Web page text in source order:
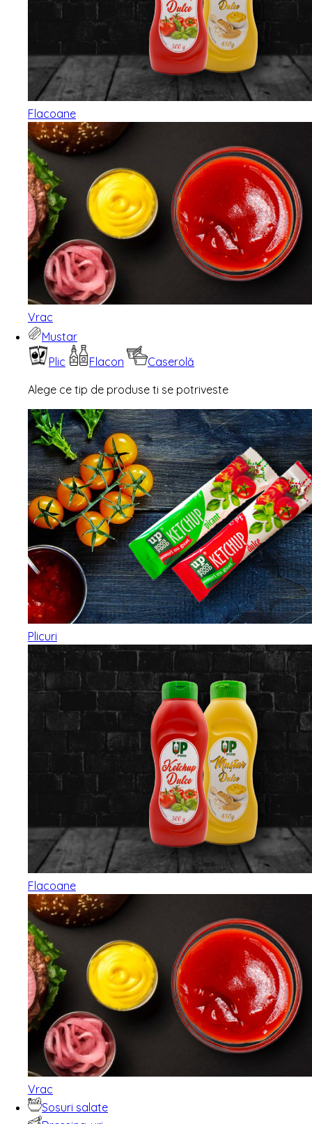
Flacoane
Vrac
Mustar
Plic
Flacon
Caserolă
Alege ce tip de produse ti se potriveste
Plicuri
Flacoane
Vrac
Sosuri salate